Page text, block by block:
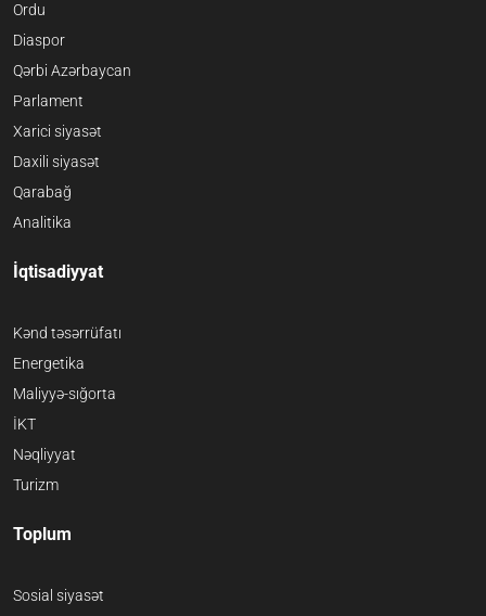
Ordu
Diaspor
Qərbi Azərbaycan
Parlament
Xarici siyasət
Daxili siyasət
Qarabağ
Analitika
İqtisadiyyat
Kənd təsərrüfatı
Energetika
Maliyyə-sığorta
İKT
Nəqliyyat
Turizm
Toplum
Sosial siyasət